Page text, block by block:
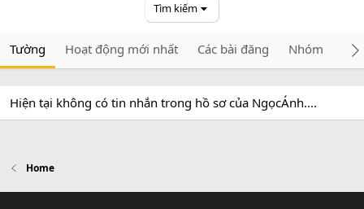
Tìm kiếm
Tường Hoạt động mới nhất Các bài đăng Nhóm
Hiện tại không có tin nhắn trong hồ sơ của NgọcÁnh....
Home